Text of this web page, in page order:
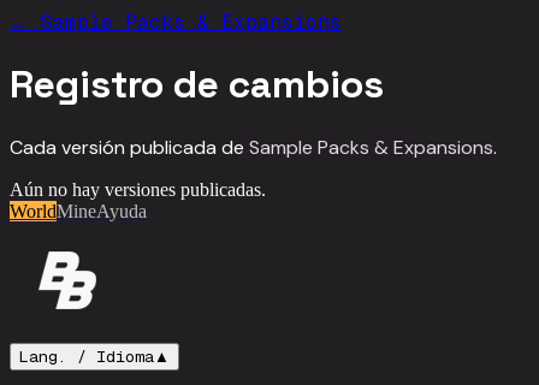
← Sample Packs & Expansions
Registro de cambios
Cada versión publicada de Sample Packs & Expansions.
Aún no hay versiones publicadas.
WorldMineAyuda
Lang. / Idioma▲